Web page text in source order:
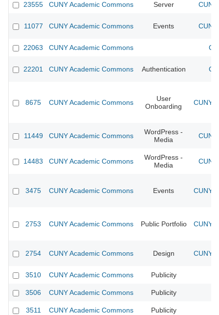
23555 CUNY Academic Commons Server
11077 CUNY Academic Commons Events
22063 CUNY Academic Commons
22201 CUNY Academic Commons Authentication
8675 CUNY Academic Commons
User
Onboarding
CUNY
11449 CUNY Academic Commons
WordPress -
Media
14483 CUNY Academic Commons
WordPress -
Media
3475 CUNY Academic Commons Events CUNY
2753 CUNY Academic Commons Public Portfolio CUNY
2754 CUNY Academic Commons Design CUNY
3510 CUNY Academic Commons Publicity
3506 CUNY Academic Commons Publicity
3511 CUNY Academic Commons Publicity